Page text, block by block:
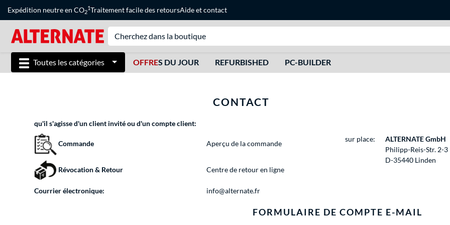
Expédition neutre en CO2
1Traitement facile des retoursAideetcontact
Toutes les catégories OFFRES DU JOUR REFURBISHED PC-BUILDER
CONTACT
qu'il s'agisse d'un client invité ou d'un compte client:
Commande Aperçu de la commande
Révocation & Retour Centre de retour en ligne
Courrier électronique: info@alternate.fr
sur place:
ALTERNATE GmbH
Philipp-Reis-Str. 2-3
D-35440 Linden
FORMULAIRE DE COMPTE E-MAIL